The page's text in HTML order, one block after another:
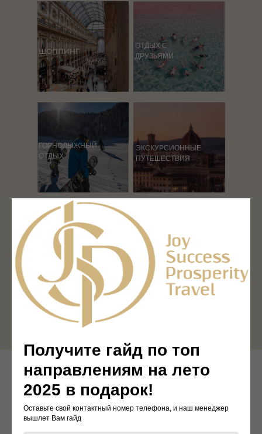
Получите гайд по топ
направлениям на лето
2025 в подарок!
Оставьте свой контактный номер телефона, и наш менеджер
вышлет Вам гайд
ГОРНОЛЫЖНЫЙ
ОТДЫХ
ЭКСКУРСИОННЫЕ
ПУТЕШЕСТВИЯ
ШОППИНГ
РЕТРИТ
СПА-ОТДЫХ
ОСТАВИТЬ ЗАЯВКУ
ЭКСКЛЮЗИВНЫЕ
МАРШРУТЫ
ОТДЫХ С
ДРУЗЬЯМИ
ПУТЬ ПУТЕШЕСТВЕННИКА
В JSP TRAVEL